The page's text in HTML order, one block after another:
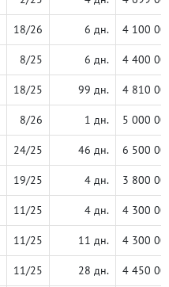
18/26 6 дн. 4 100
8/25 6 дн. 4 400
18/25 99 дн. 4 810
8/26 1 дн. 5 000
24/25 46 дн. 6 500
19/25 4 дн. 3 800
11/25 4 дн. 4 300
11/25 11 дн. 4 300
11/25 28 дн. 4 450